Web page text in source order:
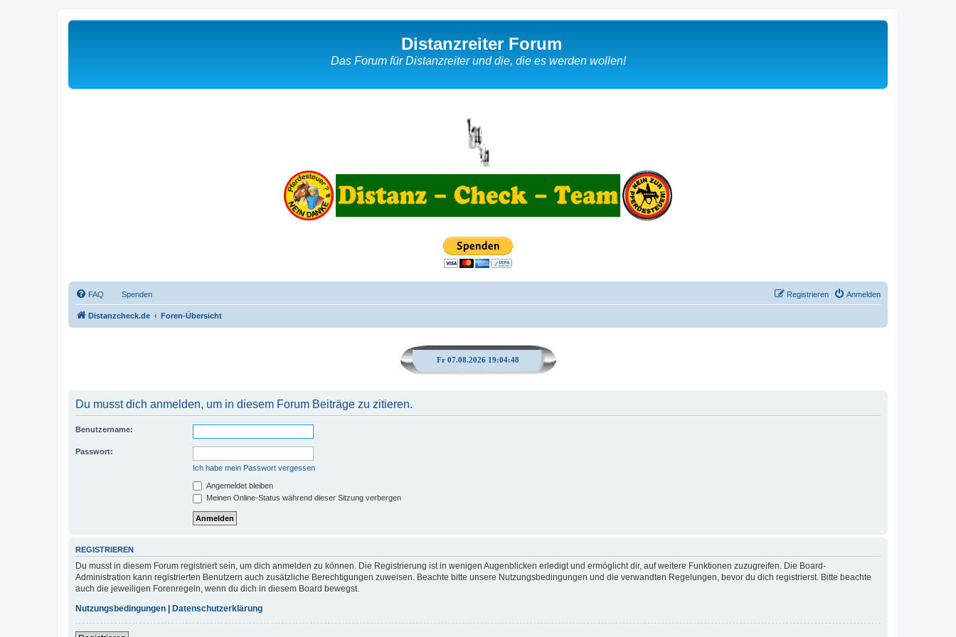
Distanzreiter Forum
Das Forum für Distanzreiter und die, die es werden wollen!
FAQ Spenden Anmelden
Registrieren
Distanzcheck.de Foren-Übersicht
Fr 07.08.2026 19:04:49
Du musst dich anmelden, um in diesem Forum Beiträge zu zitieren.
Benutzername:
Passwort:
Ich habe mein Passwort vergessen
Angemeldet bleiben
Meinen Online-Status während dieser Sitzung verbergen
REGISTRIEREN
Du musst in diesem Forum registriert sein, um dich anmelden zu können. Die Registrierung ist in wenigen Augenblicken erledigt und ermöglicht dir, auf weitere Funktionen zuzugreifen. Die Board-
Administration kann registrierten Benutzern auch zusätzliche Berechtigungen zuweisen. Beachte bitte unsere Nutzungsbedingungen und die verwandten Regelungen, bevor du dich registrierst. Bitte beachte
auch die jeweiligen Forenregeln, wenn du dich in diesem Board bewegst.
Nutzungsbedingungen
Datenschutzerklärung